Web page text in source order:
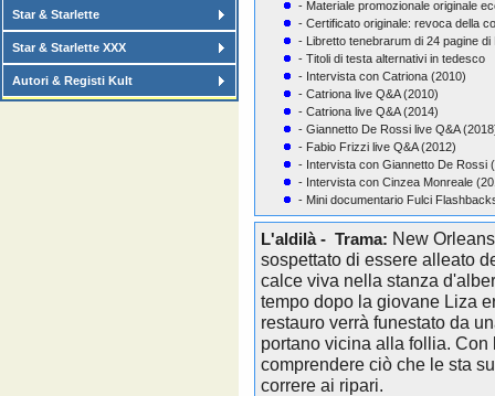
Star & Starlette
Star & Starlette XXX
Autori & Registi Kult
- Materiale promozionale originale
- Certificato originale: revoca della
- Libretto tenebrarum di 24 pagine di
- Titoli di testa alternativi in ​​tedesco
- Intervista con Catriona (2010)
- Catriona live Q&A (2010)
- Catriona live Q&A (2014)
- Giannetto De Rossi live Q&A
- Fabio Frizzi live Q&A (2012)
- Intervista con Giannetto De Rossi
- Intervista con Cinzea Monreale
- Mini documentario Fulci
L'aldilà - Trama: New
sospettato di essere alleato
calce viva nella stanza
tempo dopo la giovane Liza
restauro verrà funestato da
portano vicina alla follia.
comprendere ciò che le sta
correre ai ripari.